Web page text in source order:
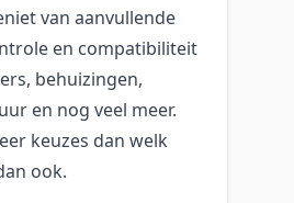
van aanvullende
en compatibiliteit
behuizingen,
en nog veel meer.
keuzes dan welk
ook.